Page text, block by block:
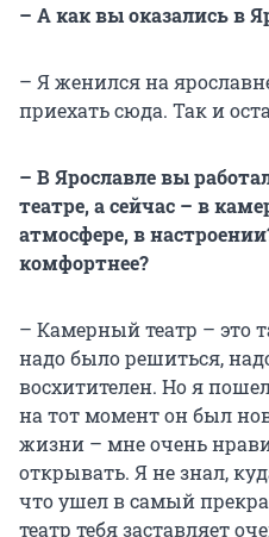
– А как вы оказались в
– Я женился на
приехать сюда. Так и
– В Ярославле вы
театре, а сейчас – в
атмосфере, в
комфортнее?
– Камерный театр – это
надо было решиться,
восхитителен. Но я
на тот момент он был
жизни – мне очень
открывать. Я не знал,
что ушел в самый
театр тебя заставляет